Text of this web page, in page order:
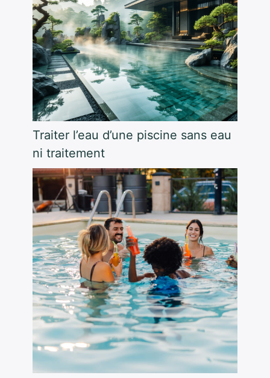
Traiter l’eau d’une piscine sans eau
ni traitement